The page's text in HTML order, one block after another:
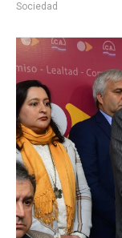
Sociedad